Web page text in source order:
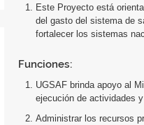
Este Proyecto está
del gasto del sistema de
fortalecer los sistemas
Funciones:
UGSAF brinda apoyo al
ejecución de actividades
Administrar los recursos